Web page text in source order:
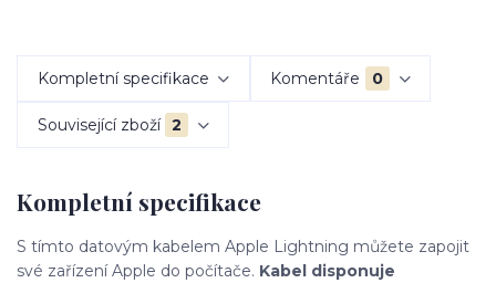
Kompletní specifikace Komentáře 0
Související zboží 2
Kompletní specifikace
S tímto datovým kabelem Apple Lightning můžete zapojit
své zařízení Apple do počítače. Kabel disponuje